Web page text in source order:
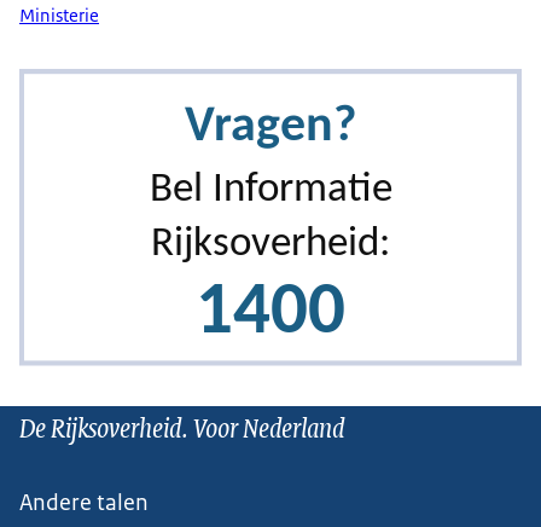
Ministerie
De Rijksoverheid. Voor Nederland
Andere talen